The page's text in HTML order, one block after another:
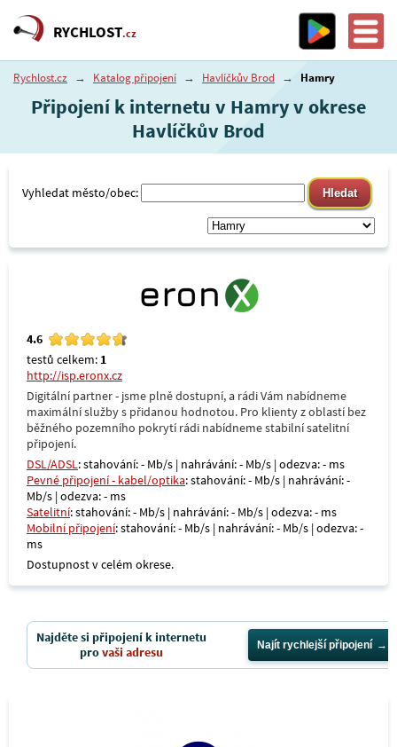
RYCHLOST.cz
Rychlost.cz → Katalog připojení → Havlíčkův Brod → Hamry
Připojení k internetu v Hamry v okrese
Havlíčkův Brod
Vyhledat město/obec:
4.6
testů celkem: 1
http://isp.eronx.cz
Digitální partner - jsme plně dostupní, a rádi Vám nabídneme
maximální služby s přidanou hodnotou. Pro klienty z oblastí bez
běžného pozemního pokrytí rádi nabídneme stabilní satelitní
připojení.
DSL/ADSL: stahování: - Mb/s | nahrávání: - Mb/s | odezva: - ms
Pevné připojení - kabel/optika: stahování: - Mb/s | nahrávání: -
Mb/s | odezva: - ms
Satelitní: stahování: - Mb/s | nahrávání: - Mb/s | odezva: - ms
Mobilní připojení: stahování: - Mb/s | nahrávání: - Mb/s | odezva: -
ms
Dostupnost v celém okrese.
Najděte si připojení k internetu
provaši adresu Najít rychlejší připojení